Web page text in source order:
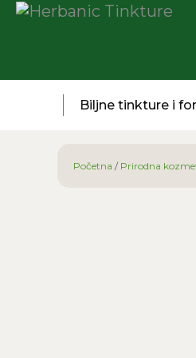
Biljne tinkture i
Početna / Prirodna